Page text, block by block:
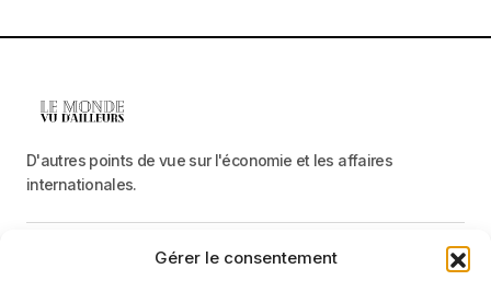
Gérer le consentement
D'autres points de vue sur l'économie et les affaires
internationales.